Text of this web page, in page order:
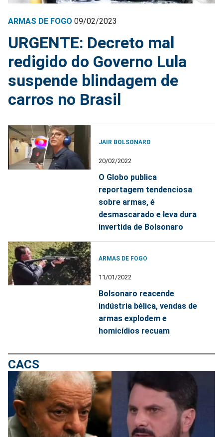
ARMAS DE FOGO 09/02/2023
URGENTE: Decreto mal
redigido do Governo Lula
suspende blindagem de
carros no Brasil
JAIR BOLSONARO
20/02/2022
O Globo publica
reportagem tendenciosa
sobre armas, é
desmascarado e leva dura
invertida de Bolsonaro
ARMAS DE FOGO
11/01/2022
Bolsonaro reacende
indústria bélica, vendas de
armas explodem e
homicídios recuam
CACS